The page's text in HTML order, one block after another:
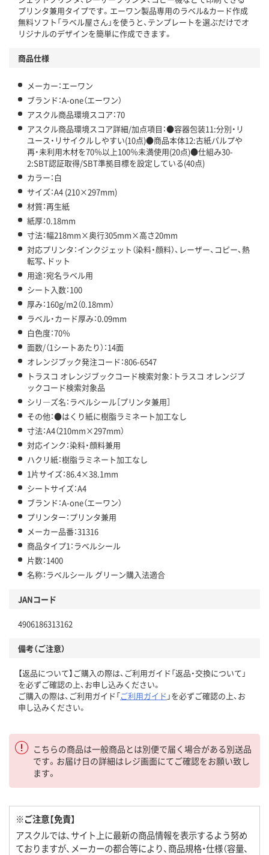
プリンタ兼用タイプです。エーワン製品専用のラベル&カード作成
無料ソフト「ラベル屋さん」を使うと、テンプレートを選ぶだけでオ
リジナルのデザインを簡単に作成できます。
商品仕様
メーカー：エーワン
ブランド：A-one（エーワン）
アスクル商品環境スコア：70
アスクル商品環境スコア詳細/加点項目：●容器包装11:分別・リ
ユース・リサイクルしやすい(10点)●商品本体12:古紙パルプや
再・未利用木材を70％以上100％未満使用(20点)●仕組み30-
2:SBT認証取得/SBT準拠目標を設定している(40点)
カラー：白
サイズ：A4 (210×297mm)
材質：再生紙
紙厚：0.18mm
寸法：幅218mm×奥行305mm×高さ20mm
対応プリンタ：インクジェット（染料・顔料）、レーザー、コピー、熱
転写、ドット
用途：宛名ラベル用
シート入数：100
厚み：160g/m2（0.18mm）
ラベル・カード厚み：0.09mm
白色度：70％
面数/（1シートあたり）：14面
オレンジブック発注コード：806-6547
トラスコ オレンジブックコード検索対象：トラスコ オレンジブ
ックコード検索対象品
シリ―ズ名：ラベルシール［プリンタ兼用］
その他：●はくり紙に樹脂ラミネート加工なし
寸法：A4（210mm×297mm）
対応インク：染料・顔料兼用
ハクリ紙：樹脂ラミネート加工なし
1片サイズ：86.4×38.1mm
シートサイズ：A4
ブランド：A-one（エーワン）
プリンター：プリンタ兼用
メーカー品番：31316
商品タイプ1：ラベルシール
片数：1400
名称：ラベルシール グリーン購入法適合
JANコード
4906186313162
備考（ご注意）
【返品について】ご購入の際は、ご利用ガイド「返品・交換について」
を必ずご確認の上、お申し込みください。
ご購入の際は、ご利用ガイド「ご利用ガイド 」を必ずご確認の上、お
申し込みください。
こちらの商品は一般商品とは別便で届く場合がある別送品
です。お届け日の詳細はレジ画面にてご確認をお願い致し
ます。
※ご注意【免責】
アスクルでは、サイト上に最新の商品情報を表示するよう努め
ておりますが、メーカーの都合等により、商品規格・仕様（容量、